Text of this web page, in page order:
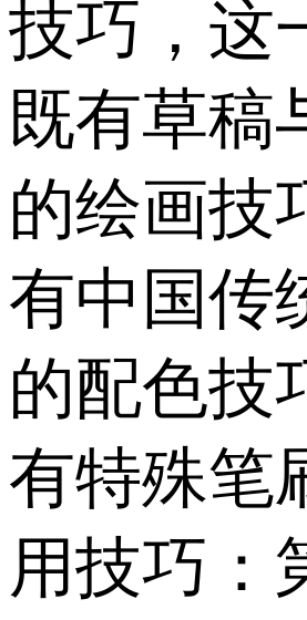
技巧，这
既有草稿
的绘画技
有中国传
的配色技
有特殊笔
用技巧：